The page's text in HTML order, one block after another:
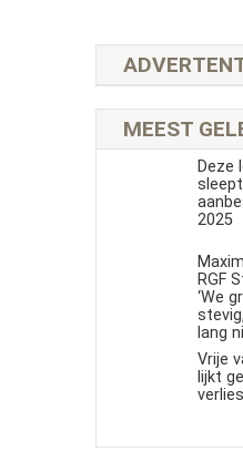
MEEST
Deze
2025
RGF
‘We
lang
Vrije
lijkt